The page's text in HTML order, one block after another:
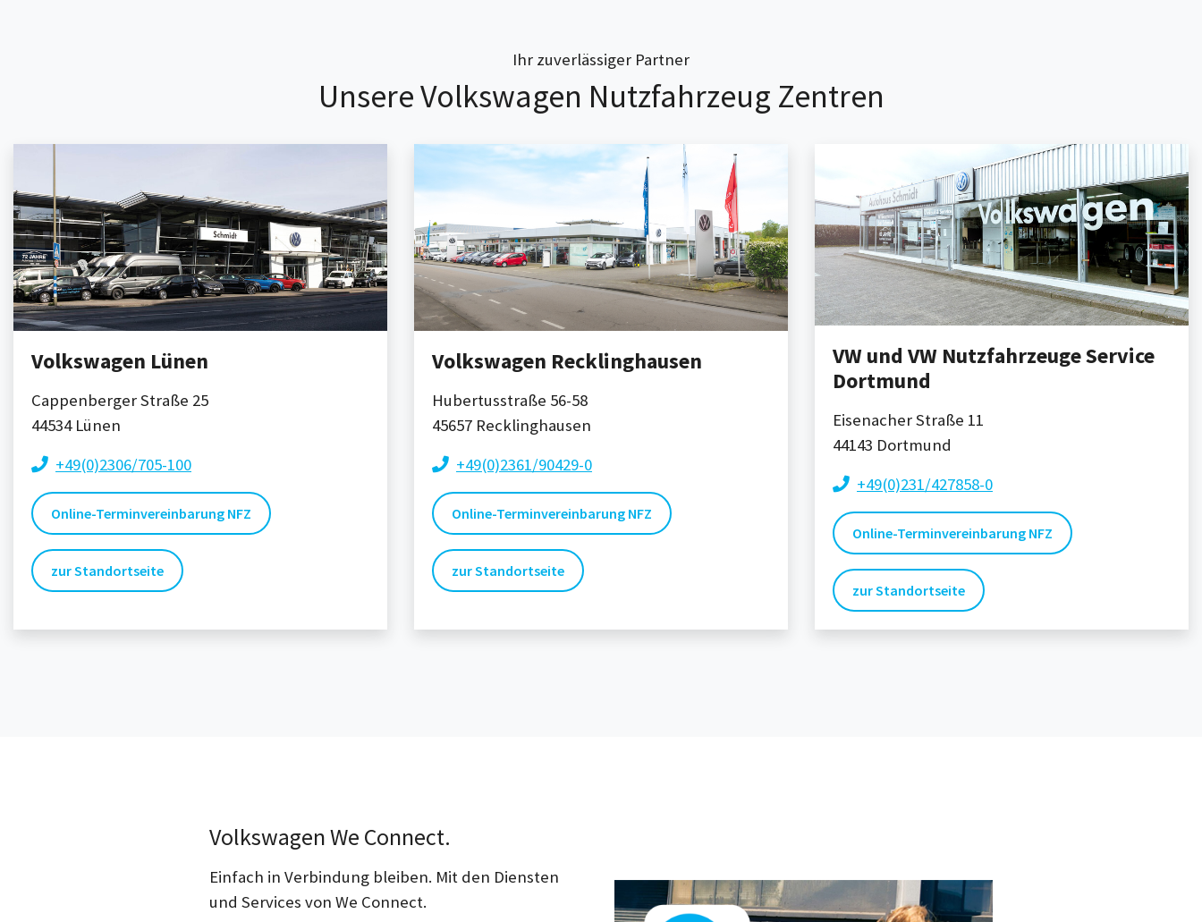
Unsere Volkswagen Nutzfahrzeug Zentren
Ihr zuverlässiger Partner
Volkswagen Lünen
Cappenberger Straße 25
44534 Lünen
+49(0)2306/705-100
Online-Terminvereinbarung NFZ
zur Standortseite
Volkswagen Recklinghausen
Hubertusstraße 56-58
45657 Recklinghausen
+49(0)2361/90429-0
Online-Terminvereinbarung NFZ
zur Standortseite
VW und VW Nutzfahrzeuge Service
Dortmund
Eisenacher Straße 11
44143 Dortmund
+49(0)231/427858-0
Online-Terminvereinbarung NFZ
zur Standortseite
Volkswagen We Connect.
Einfach in Verbindung bleiben. Mit den Diensten
und Services von We Connect.